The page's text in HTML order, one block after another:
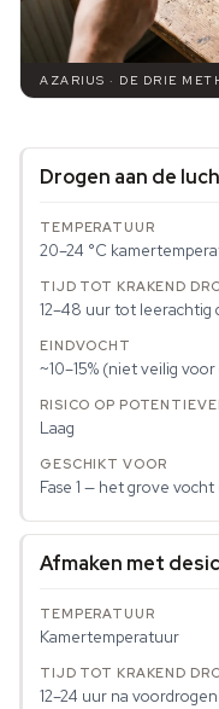
AZARIUS · DE DRIE
Drogen aan de
20–24 °C
12–48 uur tot leerachtig
~10–15% (niet veilig voor
Laag
Fase 1 — het grove
Afmaken met
Kamertemperatuur
12–24 uur na voordrogen